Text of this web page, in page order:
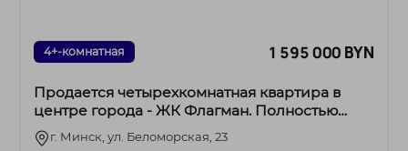
4+-комнатная 1 595 000 BYN
Продается четырехкомнатная квартира в
центре города - ЖК Флагман. Полностью
готова к проживанию!
г. Минск, ул. Беломорская, 23